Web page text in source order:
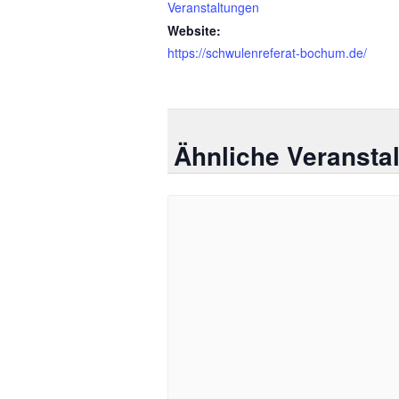
Veranstaltungen
Website:
https://schwulenreferat-bochum.de/
Ähnliche